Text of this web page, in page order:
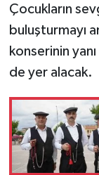
Çocukların
buluşturmayı
konserinin
de yer alacak.